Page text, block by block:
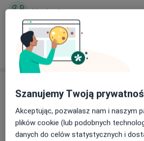
Urologia
Wszystkie
Szanujemy Twoją
Akceptując, pozwalasz nam i naszym
plików cookie (lub podobnych
danych do celów statystycznych i